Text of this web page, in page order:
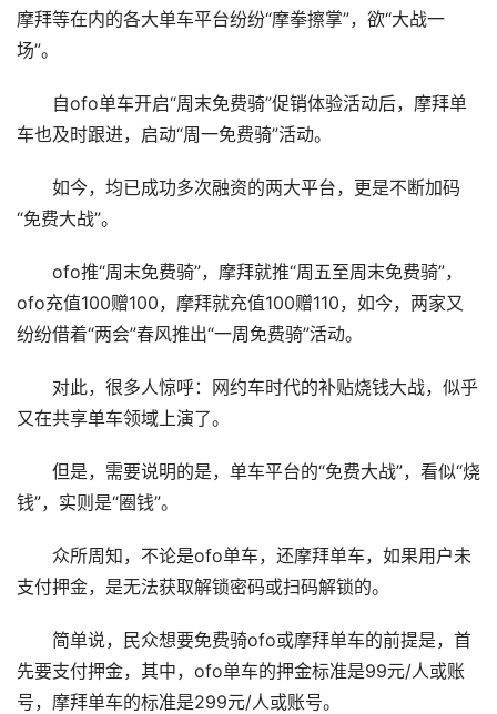
摩拜等在内的各大单车平台纷纷“摩拳擦掌”，欲“大战一
场”。
自ofo单车开启“周末免费骑”促销体验活动后，摩拜单
车也及时跟进，启动“周一免费骑”活动。
如今，均已成功多次融资的两大平台，更是不断加码
“免费大战”。
ofo推“周末免费骑”，摩拜就推“周五至周末免费骑”，
ofo充值100赠100，摩拜就充值100赠110，如今，两家又
纷纷借着“两会”春风推出“一周免费骑”活动。
对此，很多人惊呼：网约车时代的补贴烧钱大战，似乎
又在共享单车领域上演了。
但是，需要说明的是，单车平台的“免费大战”，看似“烧
钱”，实则是“圈钱”。
众所周知，不论是ofo单车，还摩拜单车，如果用户未
支付押金，是无法获取解锁密码或扫码解锁的。
简单说，民众想要免费骑ofo或摩拜单车的前提是，首
先要支付押金，其中，ofo单车的押金标准是99元/人或账
号，摩拜单车的标准是299元/人或账号。